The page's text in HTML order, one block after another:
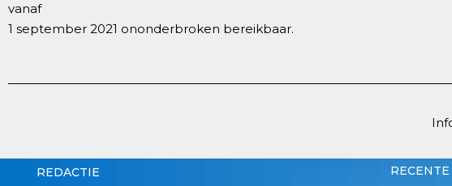
vanaf
1 september 2021 ononderbroken bereikbaar.
REDACTIE